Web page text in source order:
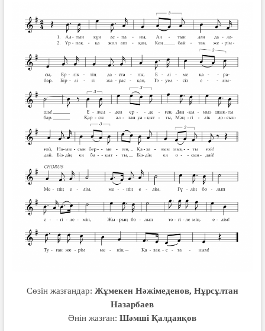
Сөзін жазғандар: Жұмекен Нәжімеденов, Нұрсұлтан
Назарбаев
Әнін жазған:Шәмші Қалдаяқов